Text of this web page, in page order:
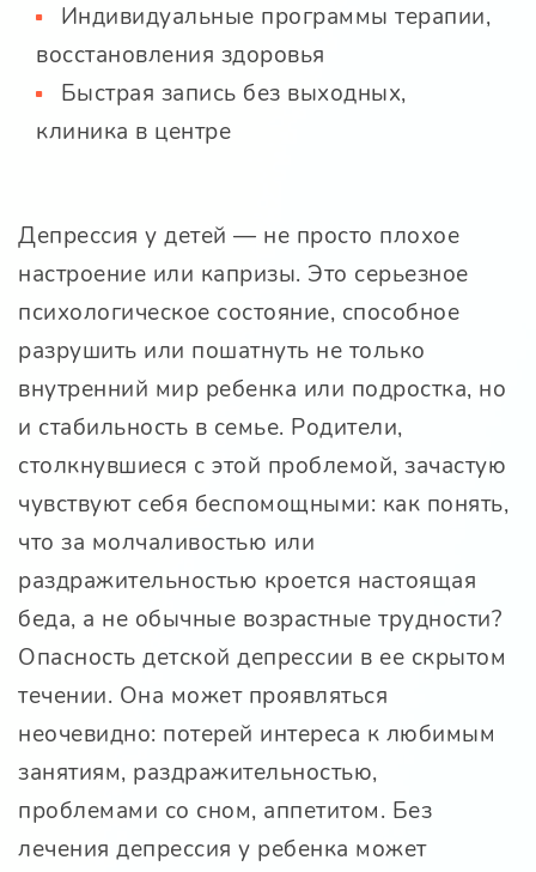
Индивидуальные программы терапии,
восстановления здоровья
Быстрая запись без выходных,
клиника в центре
Депрессия у детей — не просто плохое
настроение или капризы. Это серьезное
психологическое состояние, способное
разрушить или пошатнуть не только
внутренний мир ребенка или подростка, но
и стабильность в семье. Родители,
столкнувшиеся с этой проблемой, зачастую
чувствуют себя беспомощными: как понять,
что за молчаливостью или
раздражительностью кроется настоящая
беда, а не обычные возрастные трудности?
Опасность детской депрессии в ее скрытом
течении. Она может проявляться
неочевидно: потерей интереса к любимым
занятиям, раздражительностью,
проблемами со сном, аппетитом. Без
лечения депрессия у ребенка может